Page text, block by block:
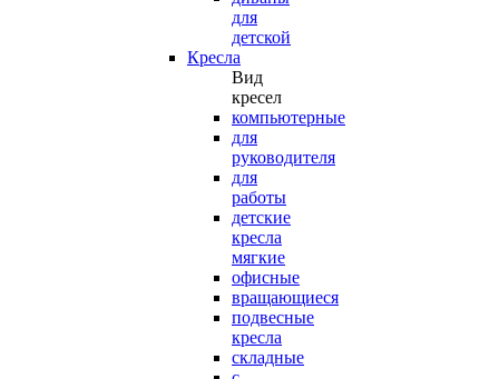
для
детской
Кресла
Вид
кресел
компьютерные
для
руководителя
для
работы
детские
кресла
мягкие
офисные
вращающиеся
подвесные
кресла
складные